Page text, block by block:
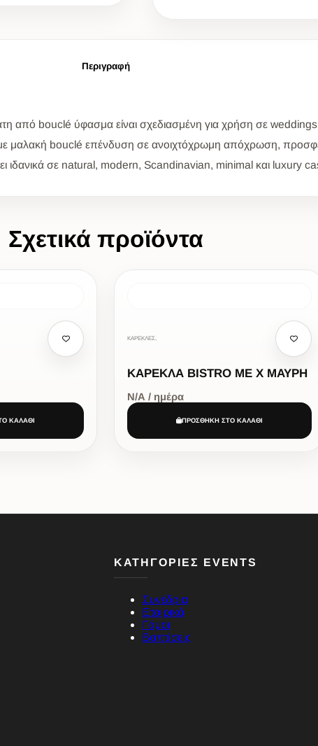
Περιγραφή
από bouclé ύφασμα είναι σχεδιασμένη για χρήση σε
μαλακή bouclé επένδυση σε ανοιχτόχρωμη απόχρωση,
ιδανικά σε natural, modern, Scandinavian, minimal και luxury
Σχετικά προϊόντα
ΚΑΛΑΘΙ
ΚΑΡΕΚΛΕΣ,
ΚΑΡΕΚΛΑ BISTRO ΜΕ Χ ΜΑΥΡΗ
Ν/Α / ημέρα
ΠΡΟΣΘΗΚΗ ΣΤΟ ΚΑΛΑΘΙ
ΚΑΤΗΓΟΡΙΕΣ EVENTS
Συνέδρια
Εταιρικά
Γάμοι
Βαπτίσεις